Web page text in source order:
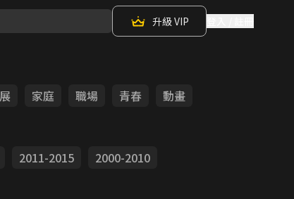
升級 VIP
家庭 職場 青春
動畫
2011-2015
2000-2010